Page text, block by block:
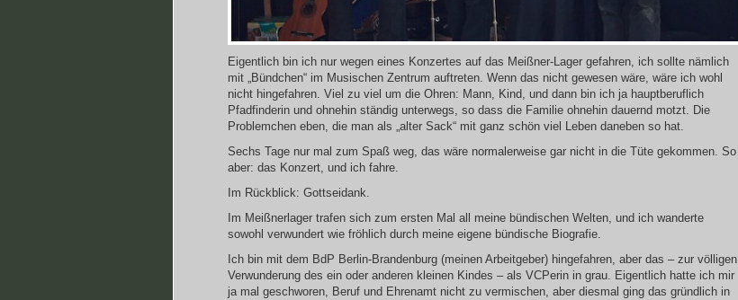
Eigentlich bin ich nur wegen eines Konzertes auf das Meißner-Lager gefahren, ich sollte nämlich
mit „Bündchen“ im Musischen Zentrum auftreten. Wenn das nicht gewesen wäre, wäre ich wohl
nicht hingefahren. Viel zu viel um die Ohren: Mann, Kind, und dann bin ich ja hauptberuflich
Pfadfinderin und ohnehin ständig unterwegs, so dass die Familie ohnehin dauernd motzt. Die
Problemchen eben, die man als „alter Sack“ mit ganz schön viel Leben daneben so hat.
Sechs Tage nur mal zum Spaß weg, das wäre normalerweise gar nicht in die Tüte gekommen. So
aber: das Konzert, und ich fahre.
Im Rückblick: Gottseidank.
Im Meißnerlager trafen sich zum ersten Mal all meine bündischen Welten, und ich wanderte
sowohl verwundert wie fröhlich durch meine eigene bündische Biografie.
Ich bin mit dem BdP Berlin-Brandenburg (meinen Arbeitgeber) hingefahren, aber das – zur völligen
Verwunderung des ein oder anderen kleinen Kindes – als VCPerin in grau. Eigentlich hatte ich mir
ja mal geschworen, Beruf und Ehrenamt nicht zu vermischen, aber diesmal ging das gründlich in